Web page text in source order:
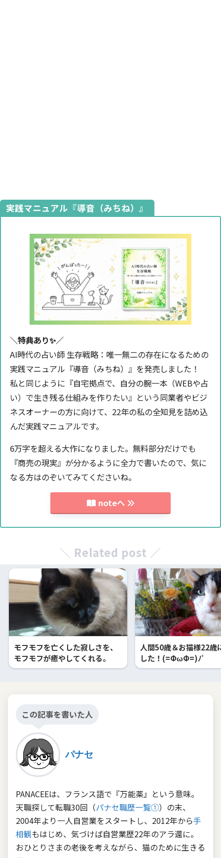
実践マニュアル『導音（みちね）』
＼特典あり✨️／
AI時代の占い師 生存戦略：唯一無二の存在になるための
実践マニュアル『導音（みちね）』を発売しました！
私と同じように『自宅拠点で、自分の腕一本（WEBや占
い）で生き残る仕組みを作りたい』という同業者やビジ
ネスオーナーの方に向けて、22年の私の全知見を詰め込
んだ実践マニュアルです。
6万字を超える大作になりました。無料部分だけでも
『商売の現実』が分かるように全力で書いたので、気に
なる方はのぞいてみてくださいね。
noteへ
＼ Related post ／
モフモフを亡くした寂しさを、
モフモフが癒やしてくれる。
人間50歳＆お猫様22歳
した！(=ФωФ=)ﾉﾟ
この記事を書いた人
パナセ
PANACEEは、フランス語で『万能薬』という意味。
天職探して転職30回（パナセ職歴一覧①）の末、
2004年より一人自営業をスタートし、2012年から手
相観もはじめ、気づけば自営業歴22年のアラ還に。
おひとりさまの老後を考えながら、猫のために生きる